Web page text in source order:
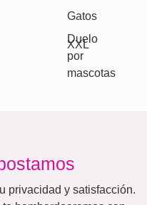
Boda